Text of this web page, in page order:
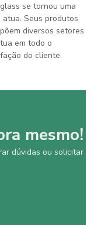
se tornou uma
Seus produtos
diversos setores
em todo o
do cliente.
mesmo!
dúvidas ou solicitar